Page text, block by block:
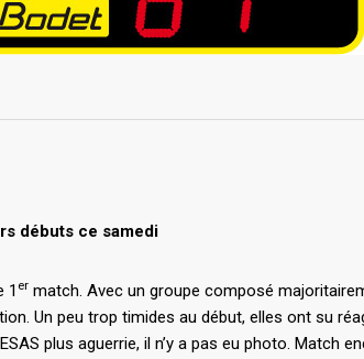
débuts ce samedi
1 er match. Avec un groupe composé
Un peu trop timides au début, elles ont su
plus aguerrie, il n’y a pas eu photo. Match